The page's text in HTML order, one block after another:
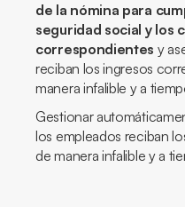
de la nómina para
seguridad social y los
correspondientes y
reciban los ingresos
manera infalible y a
Gestionar
los empleados reciban
de manera infalible y a